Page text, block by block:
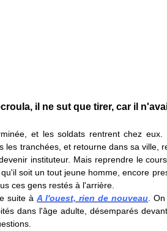
il ne sut que tirer, car il
et les soldats rentrent chez
les tranchées, et retourne dans sa ville,
instituteur. Mais reprendre le
soit un tout jeune homme, encore
ces gens restés à l'arrière.
suite àA l'ouest, rien de nouveau .
dans l'âge adulte, désemparés